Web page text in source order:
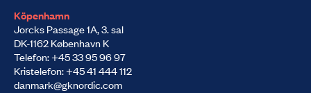
Köpenhamn
Jorcks Passage 1A, 3. sal
DK-1162 København K
Telefon: +45 33 95 96 97
Kristelefon: +45 41 444 112
danmark@gknordic.com